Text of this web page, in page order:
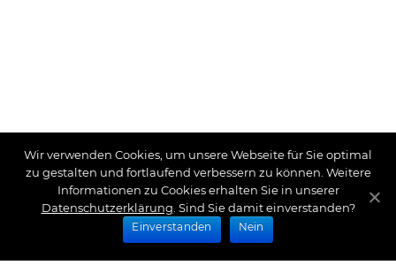
Wir verwenden Cookies, um unsere Webseite für Sie optimal
zu gestalten und fortlaufend verbessern zu können. Weitere
Informationen zu Cookies erhalten Sie in unserer
Datenschutzerklärung . Sind Sie damit einverstanden?
Einverstanden Nein